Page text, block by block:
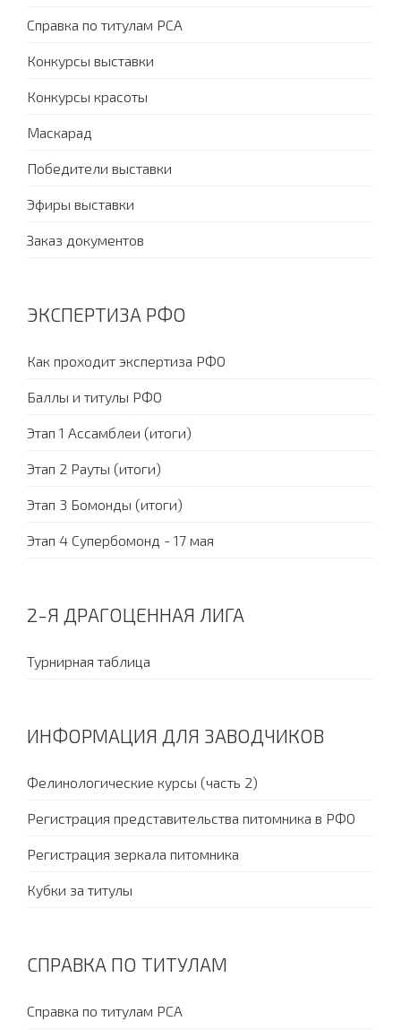
Справка по титулам PCA
Конкурсы выставки
Конкурсы красоты
Маскарад
Победители выставки
Эфиры выставки
Заказ документов
ЭКСПЕРТИЗА РФО
Как проходит экспертиза РФО
Баллы и титулы РФО
Этап 1 Ассамблеи (итоги)
Этап 2 Рауты (итоги)
Этап 3 Бомонды (итоги)
Этап 4 Супербомонд - 17 мая
2-Я ДРАГОЦЕННАЯ ЛИГА
Турнирная таблица
ИНФОРМАЦИЯ ДЛЯ ЗАВОДЧИКОВ
Фелинологические курсы (часть 2)
Регистрация представительства питомника в РФО
Регистрация зеркала питомника
Кубки за титулы
СПРАВКА ПО ТИТУЛАМ
Справка по титулам PCA